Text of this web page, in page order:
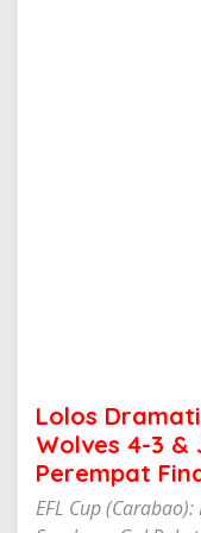
Lolos
Wolves 4-3
Perempat
EFL Cup